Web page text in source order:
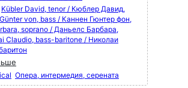
Kübler David, tenor / Кюблер Давид,
von, bass / Каннен Гюнтер фон,
soprano / Даньелс Барбара,
Claudio, bass-baritone / Николаи
Опера, интермедия, серената